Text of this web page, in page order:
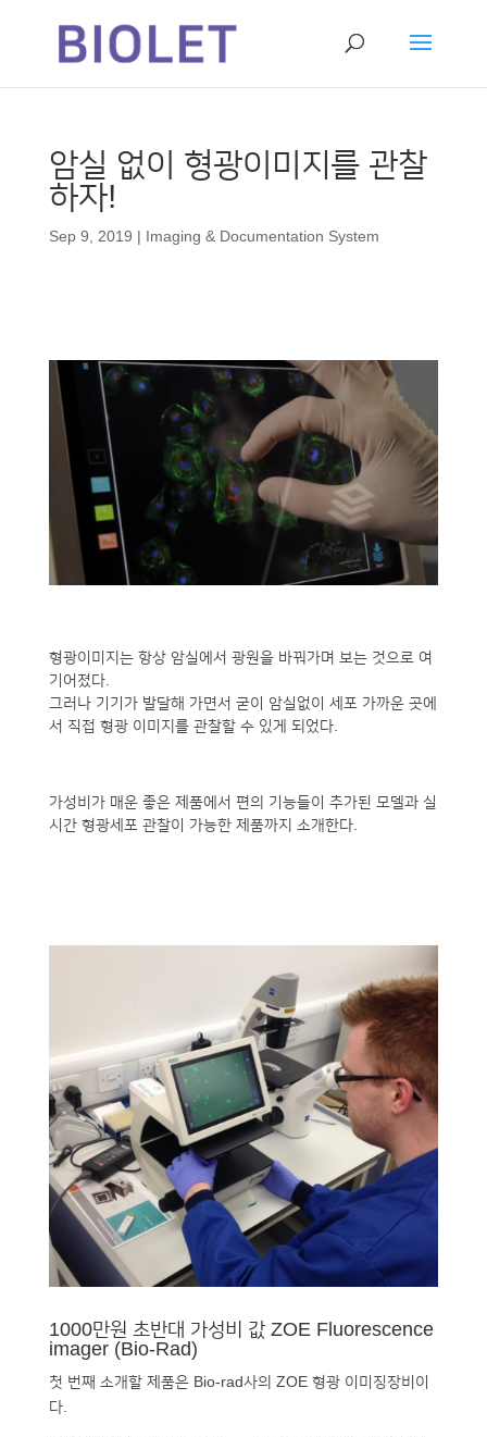
암실 없이 형광이미지를 관찰
하자!
Sep 9, 2019 | Imaging & Documentation System
형광이미지는 항상 암실에서 광원을 바꿔가며 보는 것으로 여
기어졌다.
그러나 기기가 발달해 가면서 굳이 암실없이 세포 가까운 곳에
서 직접 형광 이미지를 관찰할 수 있게 되었다.
가성비가 매운 좋은 제품에서 편의 기능들이 추가된 모델과 실
시간 형광세포 관찰이 가능한 제품까지 소개한다.
1000만원 초반대 가성비 값 ZOE Fluorescence
imager (Bio-Rad)
첫 번째 소개할 제품은 Bio-rad사의 ZOE 형광 이미징장비이
다.